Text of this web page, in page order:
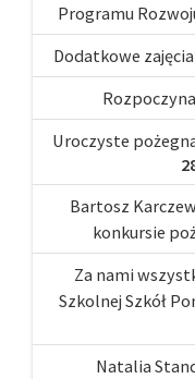
Programu
Dodatkowe
Uroczyste
Bartosz
konkursie
Za nami
Szkolnej Szkół
Natalia